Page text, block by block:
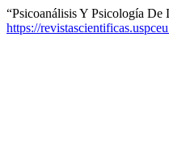
“Psicoanálisis Y Psicología De
https://